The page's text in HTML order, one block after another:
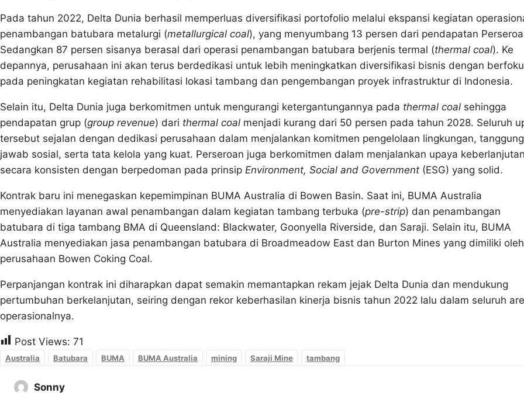
Pada tahun 2022, Delta Dunia berhasil memperluas diversifikasi portofolio melalui ekspansi kegiatan
penambangan batubara metalurgi (metallurgical coal), yang menyumbang 13 persen dari pendapatan
Sedangkan 87 persen sisanya berasal dari operasi penambangan batubara berjenis termal (thermal coal). Ke
depannya, perusahaan ini akan terus berdedikasi untuk lebih meningkatkan diversifikasi bisnis dengan
pada peningkatan kegiatan rehabilitasi lokasi tambang dan pengembangan proyek infrastruktur di Indonesia.
Selain itu, Delta Dunia juga berkomitmen untuk mengurangi ketergantungannya pada thermal coal sehingga
pendapatan grup (group revenue) dari thermal coal menjadi kurang dari 50 persen pada tahun 2028. Seluruh
tersebut sejalan dengan dedikasi perusahaan dalam menjalankan komitmen pengelolaan lingkungan, tanggung
jawab sosial, serta tata kelola yang kuat. Perseroan juga berkomitmen dalam menjalankan upaya
secara konsisten dengan berpedoman pada prinsip Environment, Social and Government (ESG) yang solid.
Kontrak baru ini menegaskan kepemimpinan BUMA Australia di Bowen Basin. Saat ini, BUMA Australia
menyediakan layanan awal penambangan dalam kegiatan tambang terbuka (pre-strip) dan penambangan
batubara di tiga tambang BMA di Queensland: Blackwater, Goonyella Riverside, dan Saraji. Selain itu, BUMA
Australia menyediakan jasa penambangan batubara di Broadmeadow East dan Burton Mines yang dimiliki oleh
perusahaan Bowen Coking Coal.
Perpanjangan kontrak ini diharapkan dapat semakin memantapkan rekam jejak Delta Dunia dan mendukung
pertumbuhan berkelanjutan, seiring dengan rekor keberhasilan kinerja bisnis tahun 2022 lalu dalam seluruh
operasionalnya.
Post Views: 71
Australia Batubara BUMA BUMA Australia mining Saraji Mine tambang
Sonny